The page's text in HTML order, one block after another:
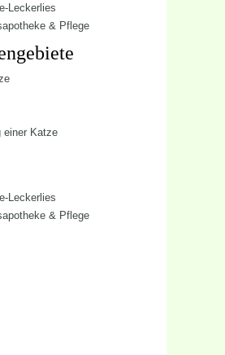
Leckerlies
& Pflege
einer Katze
Leckerlies
& Pflege